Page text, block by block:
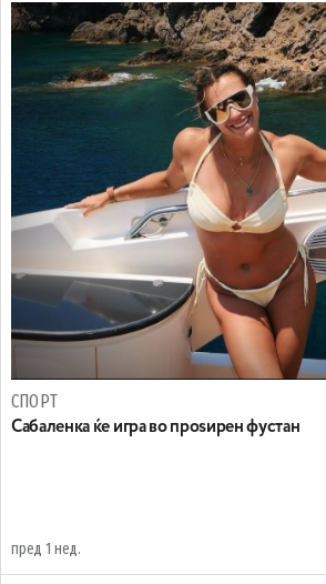
СПОРТ
Сабаленка ќе игра во проѕирен фустан
пред 1 нед.